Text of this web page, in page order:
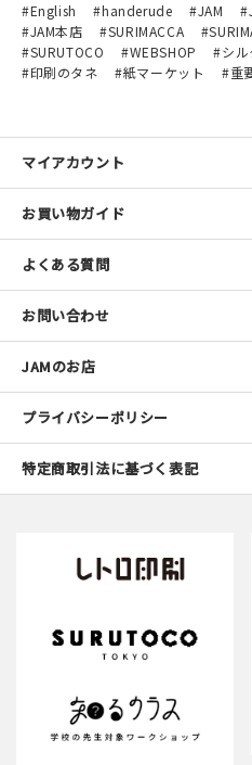
English
handerude JAM
JAM本店
SURIMACCA
SURUTOCO
WEBSHOP シ
印刷のタネ
紙マーケット 重
マイアカウント
お買い物ガイド
よくある質問
お問い合わせ
JAMのお店
プライバシーポリシー
特定商取引法に基づく表記